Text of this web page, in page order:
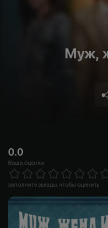
Муж,
0.0
Ваша оценка
5 Stars
заполните звезды, чтобы оценить